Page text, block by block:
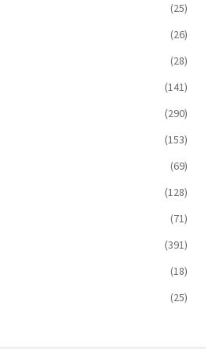
(25)
(26)
(28)
(141)
(290)
(153)
(69)
(128)
(71)
(391)
(18)
(25)